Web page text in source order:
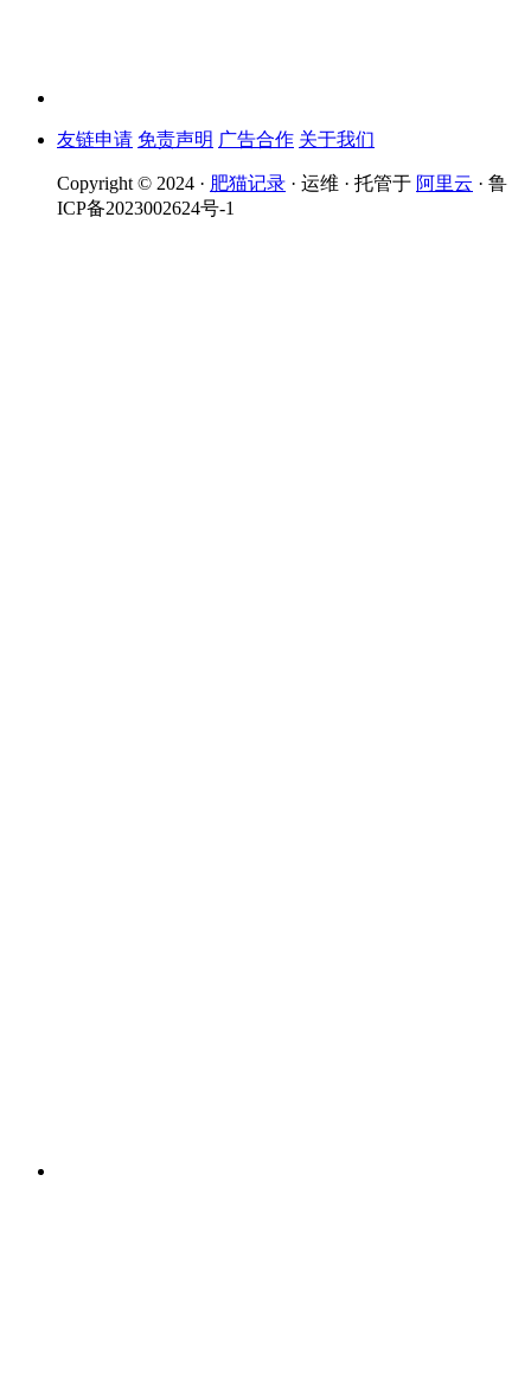
友链申请 免责声明 广告合作 关于我们
Copyright © 2024 · 肥猫记录 · 运维 · 托管于 阿里云 · 鲁
ICP备2023002624号-1